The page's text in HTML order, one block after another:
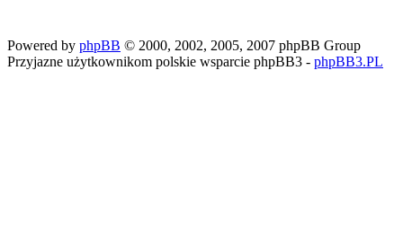
Powered by phpBB © 2000, 2002, 2005, 2007 phpBB Group
Przyjazne użytkownikom polskie wsparcie phpBB3 - phpBB3.PL